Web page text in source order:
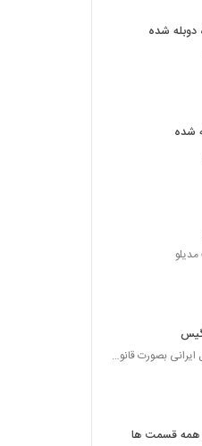
دوبله شده
شده
گیس
دانلود فیلم و سریال ایرانی بصورت قانونی
همه قسمت ها